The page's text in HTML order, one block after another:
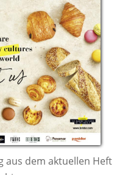
aus dem aktuellen Heft